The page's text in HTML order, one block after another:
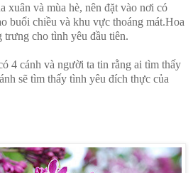
xuân và mùa hè, nên đặt vào nơi có
buổi chiều và khu vực thoáng mát.Hoa
cho tình yêu đầu tiên.
4 cánh và người ta tin rằng ai tìm thấy
sẽ tìm thấy tình yêu đích thực của